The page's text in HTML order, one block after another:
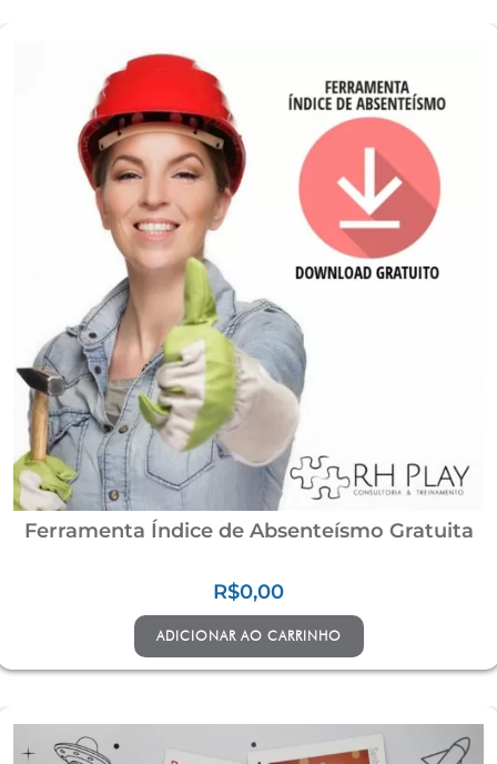
Ferramenta Índice de Absenteísmo Gratuita
R$0,00
ADICIONAR AO CARRINHO